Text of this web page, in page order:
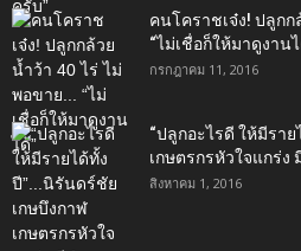
คนโคราชเจ๋ง! ปลูก
“ไม่เชื่อก็ให้มาดูงาน
กรกฎาคม 11, 2016
“ปลูกอะไรดี ให้มีรา
เกษตรกรหัวใจแกร่ง
สิงหาคม 1, 2016